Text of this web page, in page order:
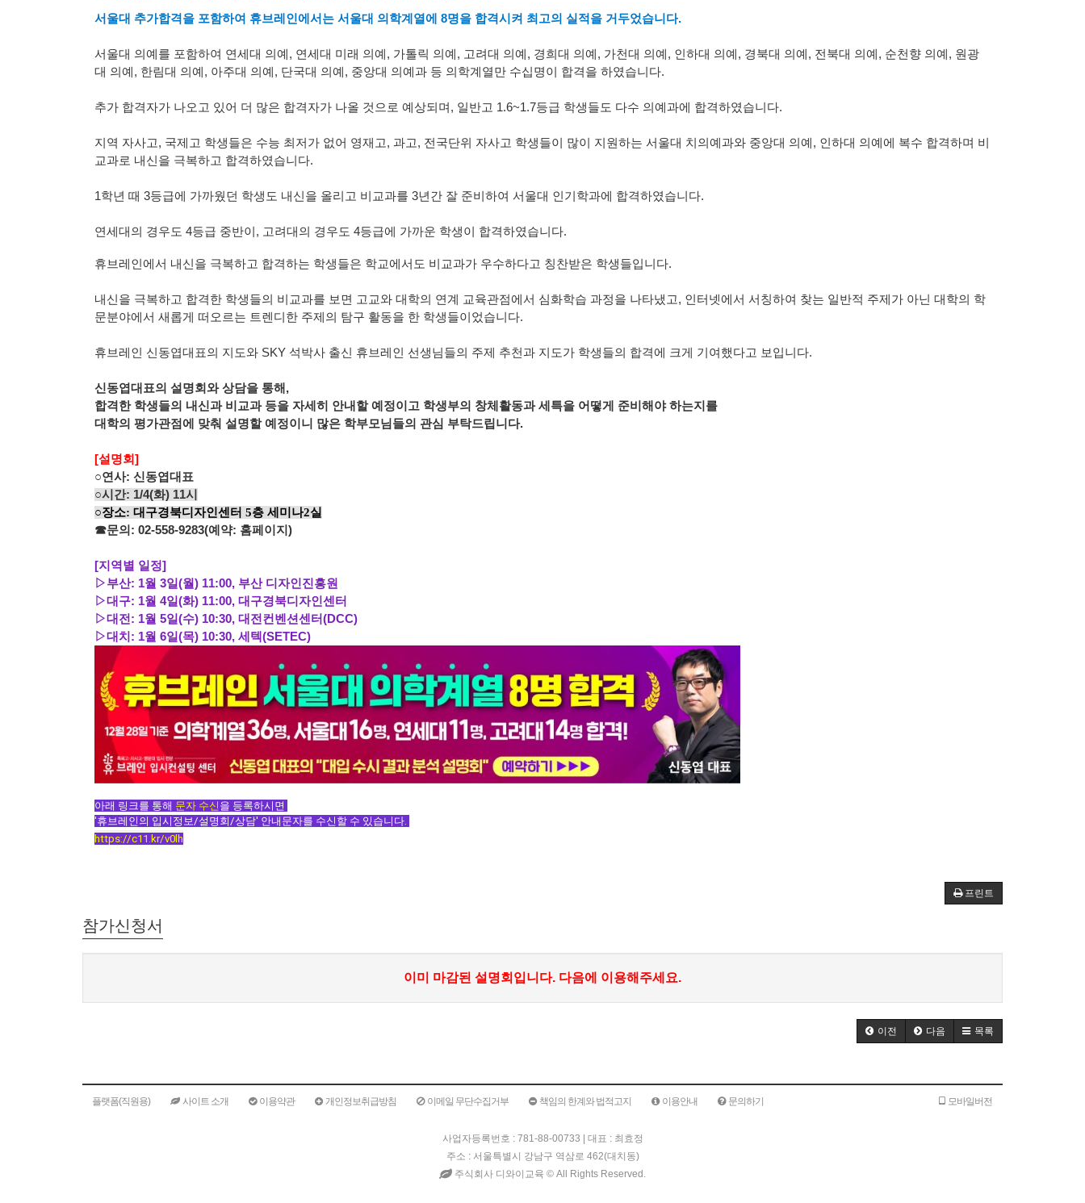
서울대 추가합격을 포함하여 휴브레인에서는 서울대 의학계열에 8명을 합격시켜 최고의 실적을 거두었습니다.
서울대 의예를 포함하여 연세대 의예 , 연세대 미래 의예 , 가톨릭 의예 , 고려대 의예 , 경희대 의예 , 가천대 의예 , 인하대 의예 , 경북대 의예 , 전북대 의예 , 순천향 의예 , 원광
대 의예, 한림대 의예, 아주대 의예, 단국대 의예, 중앙대 의예 과 등 의학계열만 수십명이 합격을 하였습니다.
추가 합격자가 나오고 있어 더 많은 합격자가 나올 것으로 예상되며, 일반고 1.6~1.7등급 학생들도 다수 의예과에 합격하였습니다.
지역 자사고, 국제고 학생들은 수능 최저가 없어 영재고, 과고, 전국단위 자사고 학생들이 많이 지원하는 서울대 치의예과와 중앙대 의예, 인하대 의예에 복수 합격하며 비
교과로 내신을 극복하고 합격하였습니다.
1학년 때 3등급에 가까웠던 학생도 내신을 올리고 비교과를 3년간 잘 준비하여 서울대 인기학과에 합격하였습니다.
연세대의 경우도 4등급 중반이 , 고려대의 경우도 4등급에 가까운 학생이 합격하였습니다.
휴브레인에서 내신을 극복하고 합격하는 학생들은 학교에서도 비교과가 우수하다고 칭찬받은 학생들입니다.
내신을 극복하고 합격한 학생들의 비교과를 보면 고교와 대학의 연계 교육관점에서 심화학습 과정을 나타냈고, 인터넷에서 서칭하여 찾는 일반적 주제가 아닌 대학의 학
문분야에서 새롭게 떠오르는 트렌디한 주제의 탐구 활동을 한 학생들이었습니다.
휴브레인 신동엽대표의 지도와 SKY 석박사 출신 휴브레인 선생님들의 주제 추천과 지도가 학생들의 합격에 크게 기여했다고 보입니다.
신동엽대표의 설명회와 상담을 통해,
합격한 학생들의 내신과 비교과 등을 자세히 안내할 예정이고 학생부의 창체활동과 세특을 어떻게 준비해야 하는지를
대학의 평가관점에 맞춰 설명할 예정이니 많은 학부모님들의 관심 부탁드립니다.
[설명회]
○연사: 신동엽대표
○시간: 1/4(화) 11시
○장소: 대구경북디자인센터 5층 세미나2실
☎문의: 02-558-9283(예약: 홈페이지)
[지역별 일정]
▷부산: 1월 3일(월) 11:00, 부산 디자인진흥원
▷대구: 1월 4일(화) 11:00, 대구경북디자인센터
▷대전 : 1월 5일(수) 10:30, 대전컨벤션센터(DCC)
▷대치 : 1월 6일(목) 10:30, 세텍(SETEC)
아래 링크를 통해 문자 수신 을 등록하시면
https://c11.kr/v0lh
프린트
참가신청서
이미 마감된 설명회입니다. 다음에 이용해주세요.
이전 다음 목록
플랫폼(직원용) 사이트 소개 이용약관 개인정보취급방침 이메일 무단수집거부 책임의 한계와 법적고지 이용안내 문의하기 모바일버전
사업자등록번호 : 781-88-00733 | 대표 : 최효정
주소 : 서울특별시 강남구 역삼로 462(대치동)
주식회사 디와이교육 © All Rights Reserved.